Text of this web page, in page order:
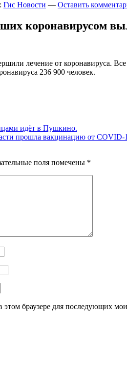
Гис Новости — Оставить
коронавирусом
лечение от коронавируса.
236 900 человек.
идёт в Пушкино.
прошла вакцинацию от COVID-
поля помечены *
этом браузере для последующих